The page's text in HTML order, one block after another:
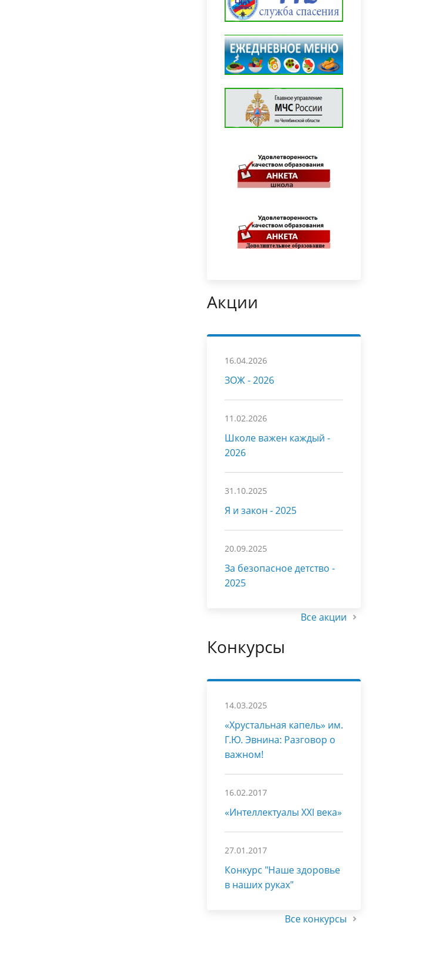
Акции
16.04.2026
ЗОЖ - 2026
11.02.2026
Школе важен каждый -
2026
31.10.2025
Я и закон - 2025
20.09.2025
За безопасное детство -
2025
Все акции
Конкурсы
14.03.2025
«Хрустальная капель» им.
Г.Ю. Эвнина: Разговор о
важном!
16.02.2017
«Интеллектуалы XXI века»
27.01.2017
Конкурс "Наше здоровье
в наших руках"
Все конкурсы